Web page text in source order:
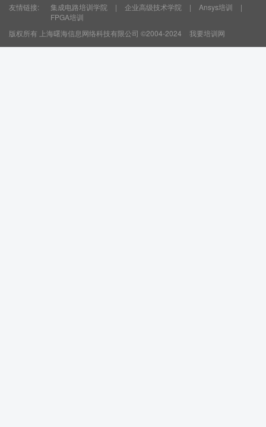
友情链接: 集成电路培训学院 | 企业高级技术学院 | Ansys培训
|
FPGA培训
版权所有 上海曙海信息网络科技有限公司 ©2004-2024 我要培训网